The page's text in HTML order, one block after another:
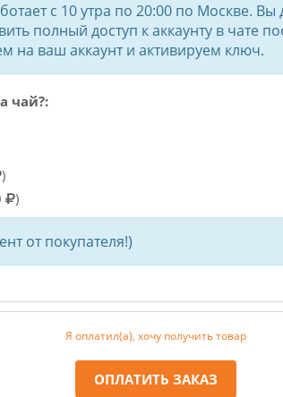
с 10 утра по 20:00 по Москве.
полный доступ к аккаунту в чате
на ваш аккаунт и активируем ключ.
чай?:
)
)
от покупателя!)
Я оплатил(а), хочу получить товар
ОПЛАТИТЬ ЗАКАЗ